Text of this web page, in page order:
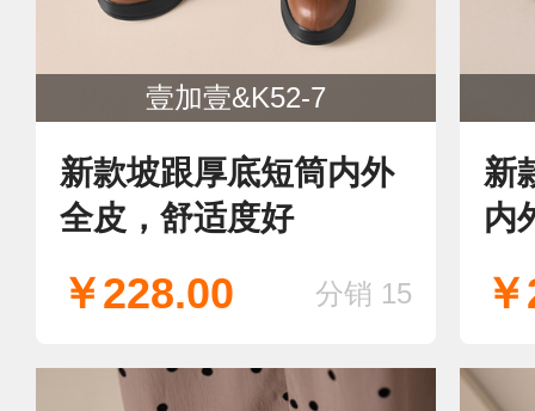
壹加壹&K52-7
新款坡跟厚底短筒内外
全皮，舒适度好
￥228.00 分销 15
新
内